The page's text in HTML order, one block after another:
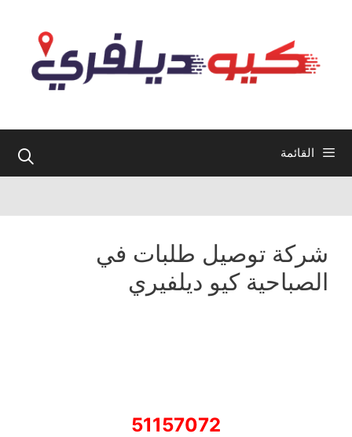
القائمة
شركة توصيل طلبات في
الصباحية كيو ديلفيري
51157072